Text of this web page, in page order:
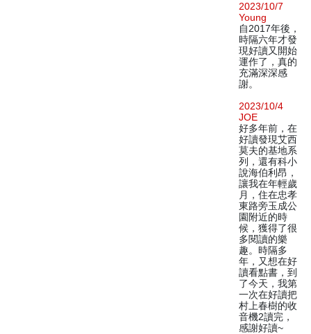
2023/10/7
Young
自2017年後，
時隔六年才發
現好讀又開始
運作了，真的
充滿深深感
謝。
2023/10/4
JOE
好多年前，在
好讀發現艾西
莫夫的基地系
列，還有科小
說海伯利昂，
讓我在年輕歲
月，住在忠孝
東路旁玉成公
園附近的時
候，獲得了很
多閱讀的樂
趣。時隔多
年，又想在好
讀看點書，到
了今天，我第
一次在好讀把
村上春樹的收
音機2讀完，
感謝好讀~